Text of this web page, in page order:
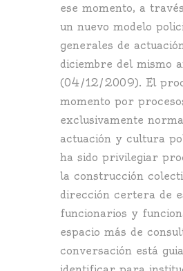
ese momento, a
un nuevo modelo
generales de
diciembre del mismo
(04/12/2009). El
momento por
exclusivamente
actuación y cultura
ha sido privilegiar
la construcción
dirección certera de
funcionarios y
espacio más de
conversación está